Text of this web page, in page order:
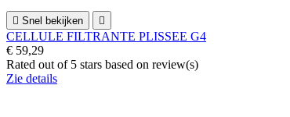
 Snel bekijken 
CELLULE FILTRANTE PLISSEE G4
€ 59,29
Rated out of 5 stars based on review(s)
Zie details